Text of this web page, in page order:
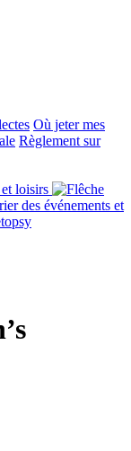
Où jeter mes
Règlement sur
loisirs
des événements et